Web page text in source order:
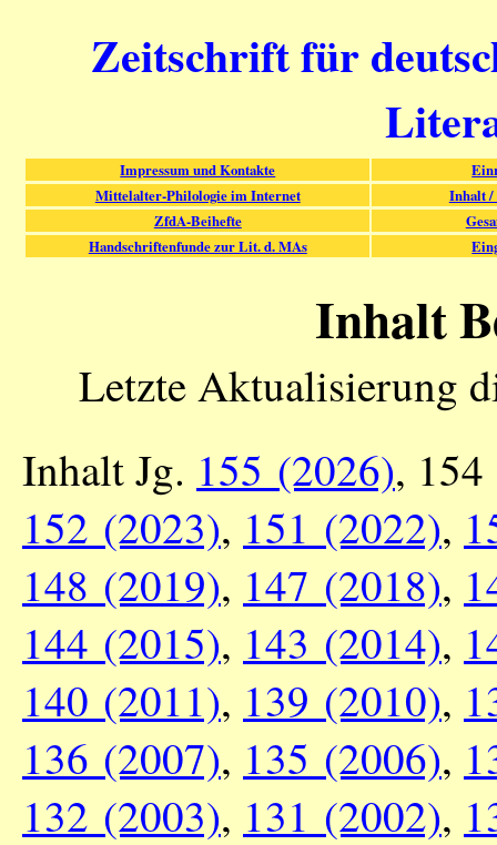
Zeitschrift für
Impressum und Kontakte
Mittelalter-Philologie im Internet
Inhalt /
ZfdA-Beihefte
Handschriftenfunde zur Lit. d. MAs
Inhalt
Letzte Aktualisierung
Inhalt Jg. 155 (2026),
152 (2023), 151 (2022),
148 (2019), 147 (2018),
144 (2015), 143 (2014),
140 (2011), 139 (2010),
136 (2007), 135 (2006),
132 (2003), 131 (2002),